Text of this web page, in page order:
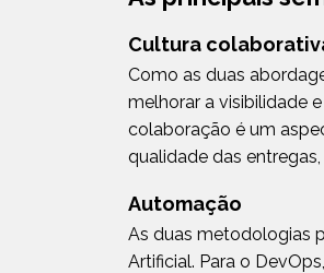
Cultura
Como as duas
melhorar a visibilidade
colaboração é um
qualidade das
Automação
As duas metodologias
Artificial. Para o